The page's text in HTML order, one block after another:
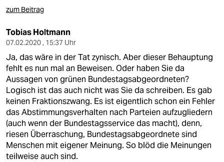
zum Beitrag
Tobias Holtmann
07.02.2020 , 15:37 Uhr
Ja, das wäre in der Tat zynisch. Aber dieser Behauptung
fehlt es nun mal an Beweisen. Oder haben Sie da
Aussagen von grünen Bundestagsabgeordneten?
Logisch ist das auch nicht was Sie da schreiben. Es gab
keinen Fraktionszwang. Es ist eigentlich schon ein Fehler
das Abstimmungsverhalten nach Parteien aufzugliedern
(auch wenn der Bundestagsservice das macht), denn,
riesen Überraschung, Bundestagsabgeordnete sind
Menschen mit eigener Meinung. So blöd die Meinungen
teilweise auch sind.